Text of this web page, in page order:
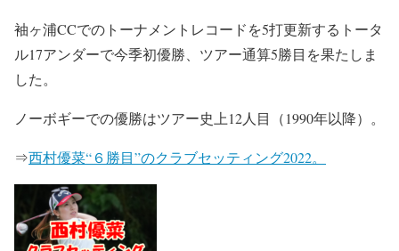
袖ヶ浦CCでのトーナメントレコードを5打更新するトータ
ル17アンダーで今季初優勝、ツアー通算5勝目を果たしま
した。
ノーボギーでの優勝はツアー史上12人目（1990年以降）。
⇒西村優菜“６勝目”のクラブセッティング2022。